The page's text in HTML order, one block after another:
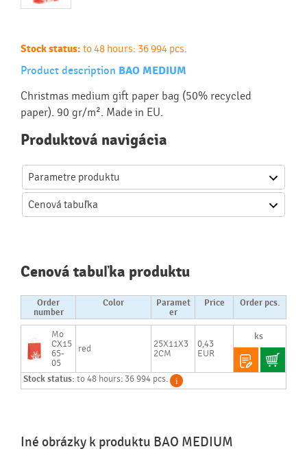
Stock status: to 48 hours: 36 994 pcs.
Product description BAO MEDIUM
Christmas medium gift paper bag (50% recycled
paper). 90 gr/m². Made in EU.
Produktová navigácia
Parametre produktu
Cenová tabuľka
Cenová tabuľka produktu
Order
number
Color
Paramet
er
Price Order pcs.
Mo
CX15
65-
05
red
25X11X3
2CM
0,43
EUR
Stock status: to 48 hours: 36 994 pcs.
Iné obrázky k produktu BAO MEDIUM